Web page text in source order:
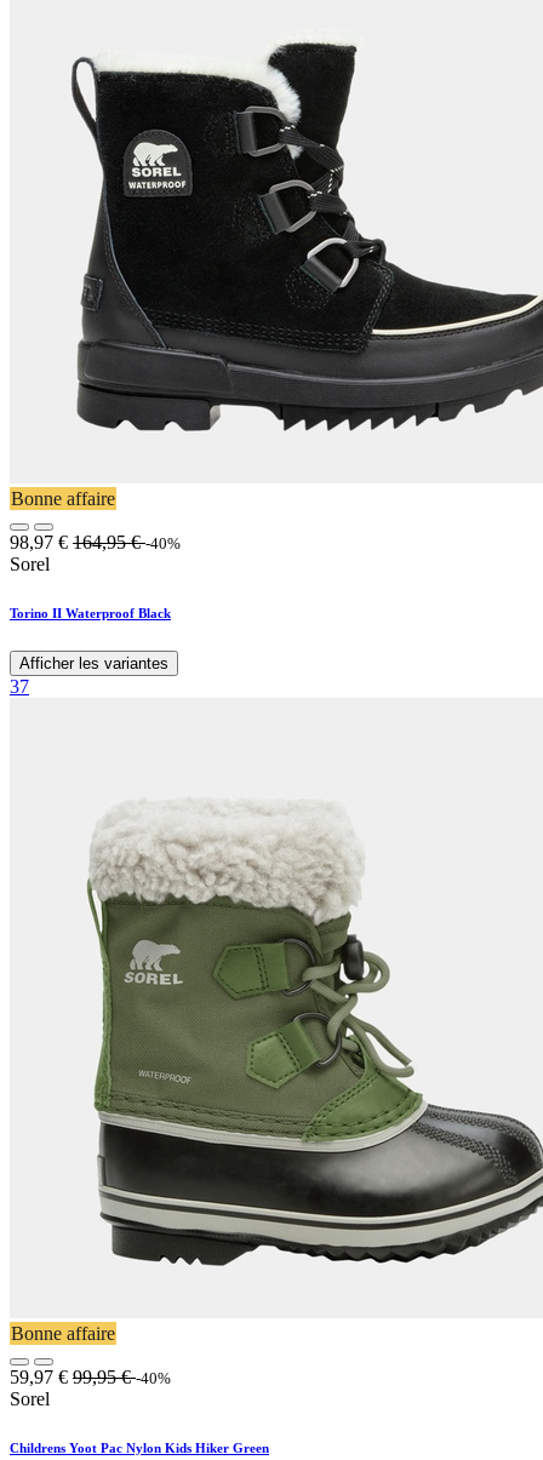
Bonne affaire
98,97 € 164,95€ -40%
Sorel
Torino II Waterproof Black
Afficher les variantes
37
Bonne affaire
59,97 € 99,95€ -40%
Sorel
Childrens Yoot Pac Nylon Kids Hiker Green